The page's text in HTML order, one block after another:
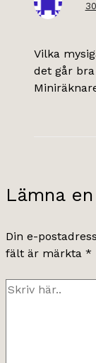
Vilka
det går
Lämna
Din e-
fält är märkta *
Skriv